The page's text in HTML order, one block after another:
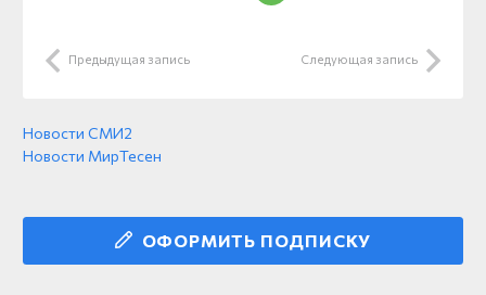
Предыдущая запись Следующая запись
Новости СМИ2
Новости МирТесен
ОФОРМИТЬ ПОДПИСКУ